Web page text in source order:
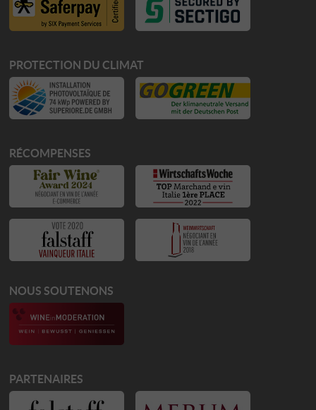
PROTECTION DU CLIMAT
RÉCOMPENSES
NOUS SOUTENONS
PARTENAIRES